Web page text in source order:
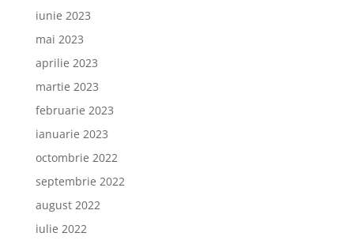
iunie 2023
mai 2023
aprilie 2023
martie 2023
februarie 2023
ianuarie 2023
octombrie 2022
septembrie 2022
august 2022
iulie 2022